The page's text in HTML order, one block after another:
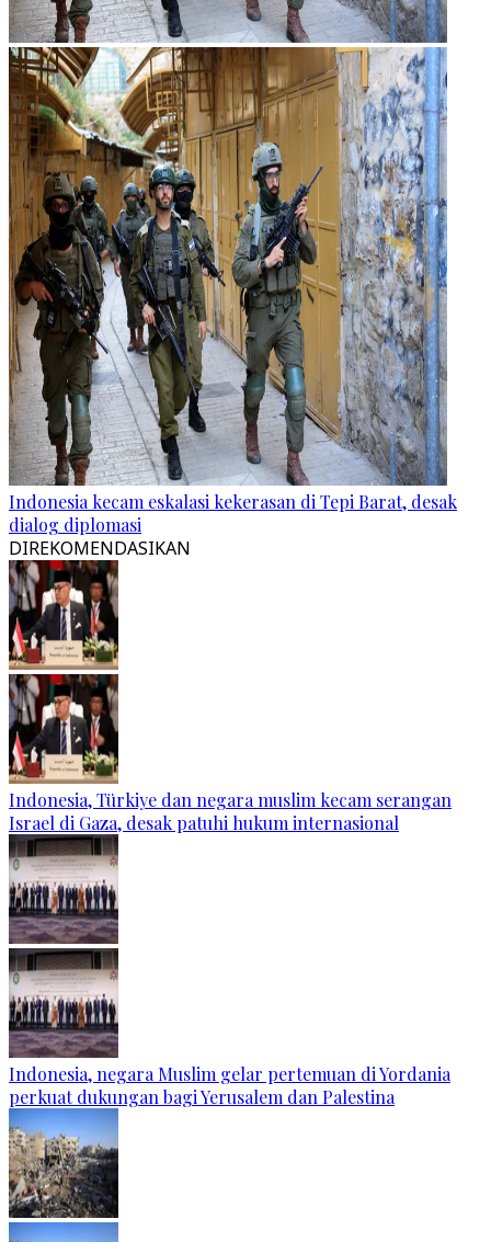
Indonesia kecam eskalasi kekerasan di Tepi Barat, desak
dialog diplomasi
DIREKOMENDASIKAN
Indonesia, Türkiye dan negara muslim kecam serangan
Israel di Gaza, desak patuhi hukum internasional
Indonesia, negara Muslim gelar pertemuan di Yordania
perkuat dukungan bagi Yerusalem dan Palestina